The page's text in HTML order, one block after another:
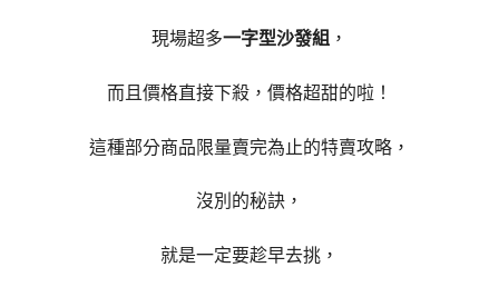
現場超多一字型沙發組 ，
而且價格直接下殺，價格超甜的啦！
這種部分商品限量賣完為止的特賣攻略，
沒別的秘訣，
就是一定要趁早去挑，